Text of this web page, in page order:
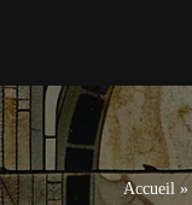
Accueil »